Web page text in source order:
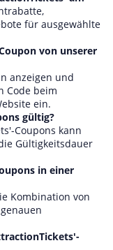
für ausgewählte
von unserer
anzeigen und
Code beim
ein.
gültig?
Coupons kann
Gültigkeitsdauer
in einer
Kombination von